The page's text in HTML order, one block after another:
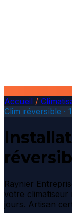
Accueil /
Clim réversible ·
Raynier
votre climatiseur
jours. Artisan